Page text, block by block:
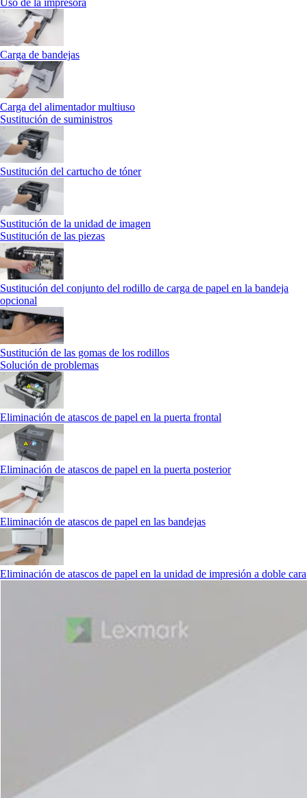
Uso de la impresora
Carga de bandejas
Carga del alimentador multiuso
Sustitución de suministros
Sustitución del cartucho de tóner
Sustitución de la unidad de imagen
Sustitución de las piezas
Sustitución del conjunto del rodillo de carga de papel en la bandeja
opcional
Sustitución de las gomas de los rodillos
Solución de problemas
Eliminación de atascos de papel en la puerta frontal
Eliminación de atascos de papel en la puerta posterior
Eliminación de atascos de papel en las bandejas
Eliminación de atascos de papel en la unidad de impresión a doble cara